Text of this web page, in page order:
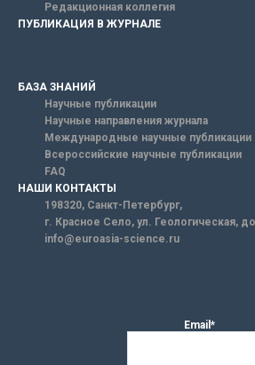
Редакционная коллегия
ПУБЛИКАЦИЯ В ЖУРНАЛЕ
БАЗА ЗНАНИЙ
Научные публикации
Научные направления журнала
Международные научные публикации
Всероссийские научные публикации
FAQ
НАШИ КОНТАКТЫ
198320, Санкт-Петербург,
г. Красное Село, ул. Геологическая,
info@euroasia-science.ru
Email*